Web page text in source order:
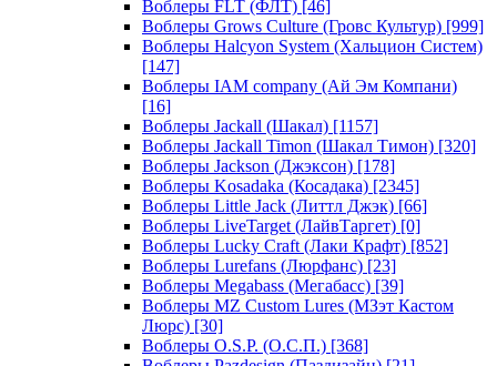
Воблеры FLT (ФЛТ) [46]
Воблеры Grows Culture (Гровс Культур) [999]
Воблеры Halcyon System (Хальцион Систем)
[147]
Воблеры IAM company (Ай Эм Компани)
[16]
Воблеры Jackall (Шакал) [1157]
Воблеры Jackall Timon (Шакал Тимон) [320]
Воблеры Jackson (Джэксон) [178]
Воблеры Kosadaka (Косадака) [2345]
Воблеры Little Jack (Литтл Джэк) [66]
Воблеры LiveTarget (ЛайвТаргет) [0]
Воблеры Lucky Craft (Лаки Крафт) [852]
Воблеры Lurefans (Люрфанс) [23]
Воблеры Megabass (Мегабасс) [39]
Воблеры MZ Custom Lures (МЗэт Кастом
Люрс) [30]
Воблеры O.S.P. (О.С.П.) [368]